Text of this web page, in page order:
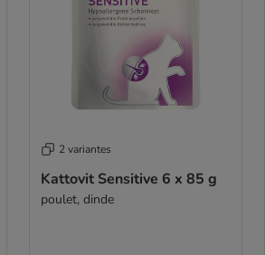
2 variantes
Kattovit Sensitive 6 x 85 g
poulet, dinde